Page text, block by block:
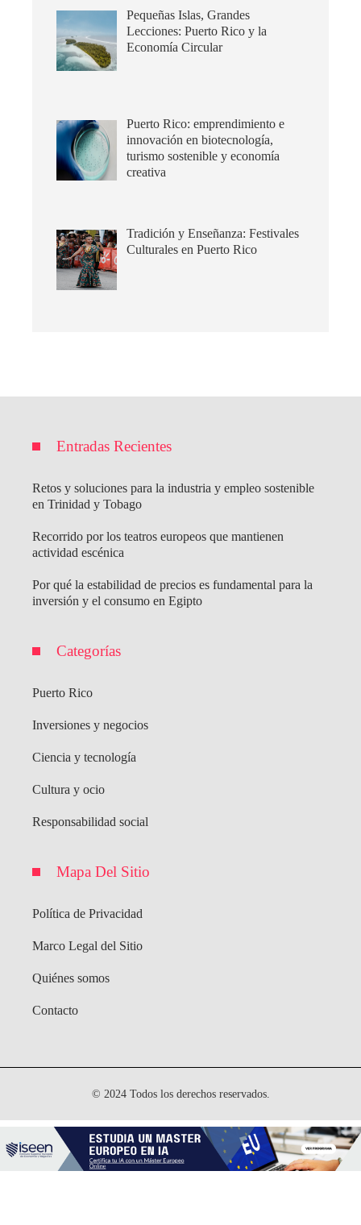
Pequeñas Islas, Grandes
Lecciones: Puerto Rico y la
Economía Circular
Puerto Rico: emprendimiento e
innovación en biotecnología,
turismo sostenible y economía
creativa
Tradición y Enseñanza: Festivales
Culturales en Puerto Rico
Entradas Recientes
Retos y soluciones para la industria y empleo sostenible
en Trinidad y Tobago
Recorrido por los teatros europeos que mantienen
actividad escénica
Por qué la estabilidad de precios es fundamental para la
inversión y el consumo en Egipto
Categorías
Puerto Rico
Inversiones y negocios
Ciencia y tecnología
Cultura y ocio
Responsabilidad social
Mapa Del Sitio
Política de Privacidad
Marco Legal del Sitio
Quiénes somos
Contacto
© 2024 Todos los derechos reservados.